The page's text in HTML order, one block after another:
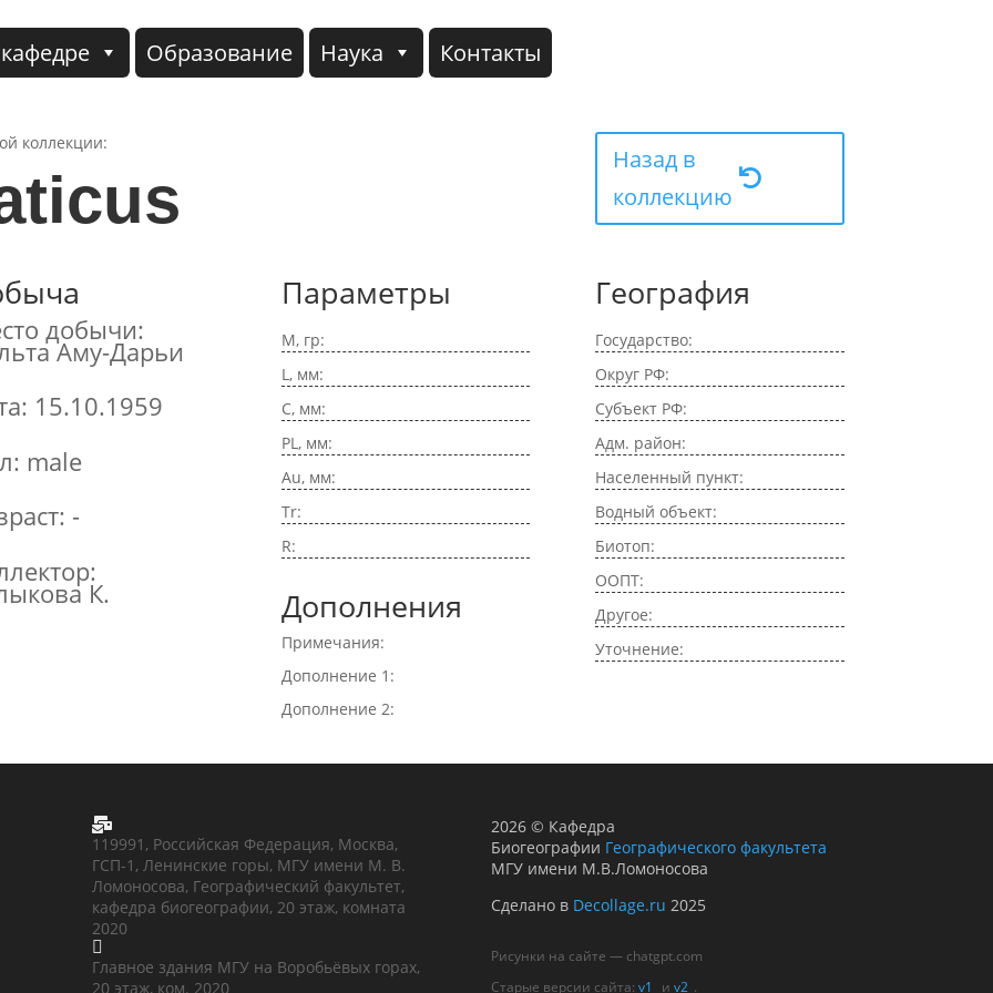
Образование Наука Контакты
коллекции:
Назад в
коллекцию
добычи:
Аму-Дарьи
15.10.1959
male
-
К.
Параметры
M, гр:
L, мм:
C, мм:
PL, мм:
Au, мм:
Tr:
R:
Дополнения
Примечания:
Дополнение 1:
Дополнение 2:
География
Государство:
Округ РФ:
Субъект РФ:
Адм. район:
Населенный пункт:
Водный объект:
Биотоп:
ООПТ:
Другое:
Уточнение:

119991, Российская Федерация, Москва,
ГСП-1, Ленинские горы, МГУ имени М. В.
Ломоносова, Географический факультет,
кафедра биогеографии, 20 этаж, комната
2020

Главное здания МГУ на Воробьёвых горах,
20 этаж, ком. 2020
2026 © Кафедра
Биогеографии Географического факультета
МГУ имени М.В.Ломоносова
Сделано в Decollage.ru 2025
Рисунки на сайте — chatgpt.com
Старые версии сайта: v1 и v2 .